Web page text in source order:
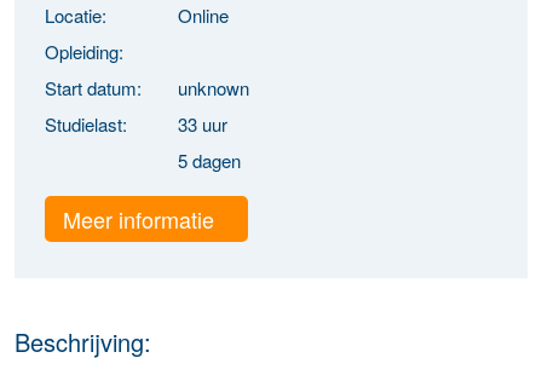
Locatie:
Online
Opleiding:
Start datum:
unknown
Studielast:
33 uur
5 dagen
Meer informatie
Beschrijving: